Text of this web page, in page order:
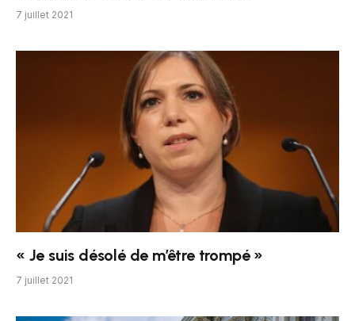
7 juillet 2021
« Je suis désolé de m’être trompé »
7 juillet 2021